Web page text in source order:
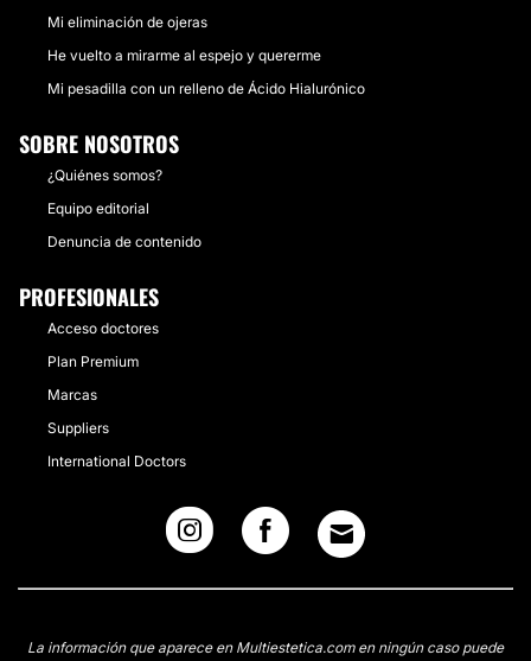
Mi eliminación de ojeras
He vuelto a mirarme al espejo y quererme
Mi pesadilla con un relleno de Ácido Hialurónico
SOBRE NOSOTROS
¿Quiénes somos?
Equipo editorial
Denuncia de contenido
PROFESIONALES
Acceso doctores
Plan Premium
Marcas
Suppliers
International Doctors
La información que aparece en Multiestetica.com en ningún caso puede